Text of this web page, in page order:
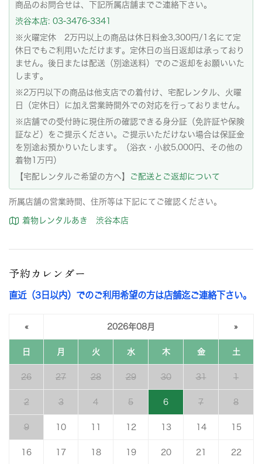
商品のお問合せは、下記所属店舗までご連絡下さい。
渋谷本店: 03-3476-3341
※火曜定休 2万円以上の商品は休日料金3,300円/1名にて定
休日でもご利用いただけます。定休日の当日返却は承っており
ません。後日または配送（別途送料）でのご返却をお願いいた
します。
※2万円以下の商品は他支店での着付け、宅配レンタル、火曜
日（定休日）に加え営業時間外での対応を行っておりません。
※店舗での受付時に現住所の確認できる身分証（免許証や保険
証など）をご提示ください。ご提示いただけない場合は保証金
を別途お預かりいたします。（浴衣・小紋5,000円、その他の
着物1万円）
【宅配レンタルご希望の方へ】
ご配送とご返却について
所属店舗の営業時間、住所等は下記にてご確認ください。
着物レンタルあき 渋谷本店
予約カレンダー
直近（3日以内）でのご利用希望の方は店舗迄ご連絡下さい。
« 2026年08月 »
日 月 火 水 木 金 土
26 27 28 29 30 31 1
2 3 4 5 6 7 8
9 10 12 13 14 15
16 17 18 19 20 21 22